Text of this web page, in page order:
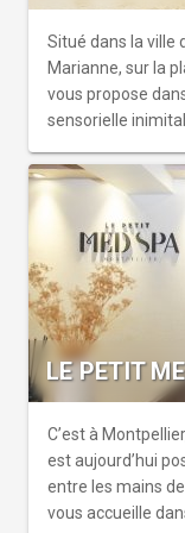
extérieur à l'hôtel,
sauna, hammam,
Situé dans la ville
Marianne, sur la
vous propose
sensorielle
Venez découvrir
agréés par les
mondes. Notre
Trombert à sa
Personnalité
une référence
suivie par plus de
écrit plus d’une
des
soins « sur
être. Venez vivre
temps, un
votre quotidien.
LE PETIT
C’est à
est aujourd’hui
entre les mains
vous accueille